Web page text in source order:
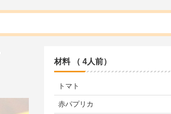
材料 （ 4人前）
トマト
赤パプリカ